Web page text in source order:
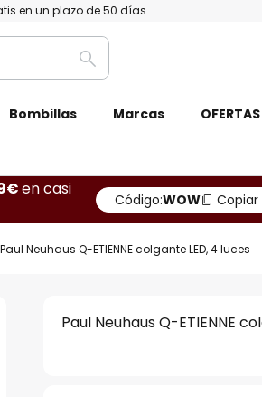
en un plazo de 50 días
Buscar
Bombillas Marcas OFERTAS
en casi
Código:WOW Copiar
Paul Neuhaus Q-ETIENNE colgante LED, 4 luces
Paul Neuhaus Q-ETIENNE